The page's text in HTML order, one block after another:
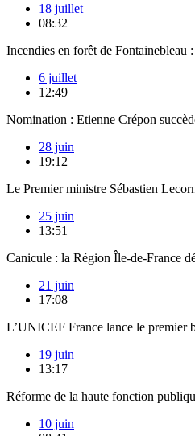
18 juillet
08:32
Incendies en forêt de Fontainebleau
6 juillet
12:49
Nomination : Etienne Crépon
28 juin
19:12
Le Premier ministre Sébastien
25 juin
13:51
Canicule : la Région Île-de-France
21 juin
17:08
L’UNICEF France lance le premier
19 juin
13:17
Réforme de la haute fonction
10 juin